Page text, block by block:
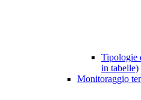
Tipologie
in tabelle)
Monitoraggio